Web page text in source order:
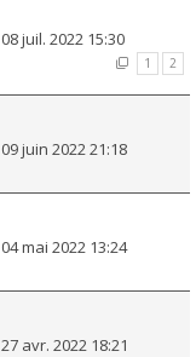
08 juil. 2022 15:30
1 2
09 juin 2022 21:18
04 mai 2022 13:24
27 avr. 2022 18:21